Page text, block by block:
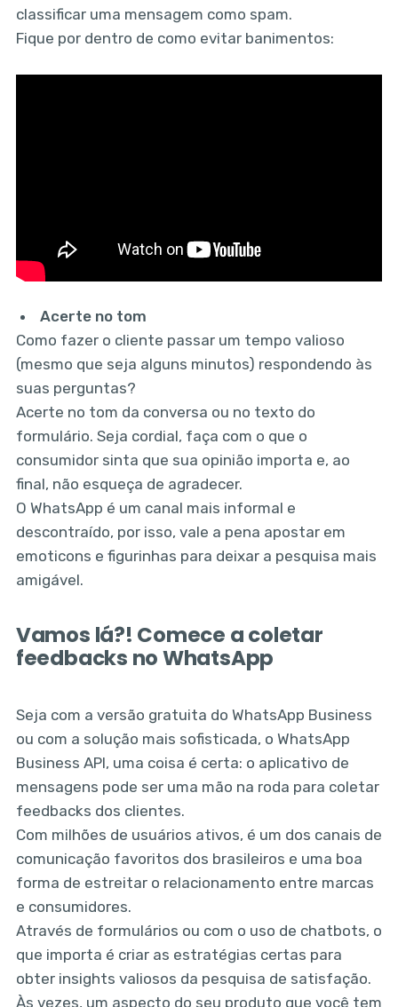
classificar uma mensagem como spam.
Fique por dentro de como evitar banimentos:
Acerte no tom
Como fazer o cliente passar um tempo valioso
(mesmo que seja alguns minutos) respondendo às
suas perguntas?
Acerte no tom da conversa ou no texto do
formulário. Seja cordial, faça com o que o
consumidor sinta que sua opinião importa e, ao
final, não esqueça de agradecer.
O WhatsApp é um canal mais informal e
descontraído, por isso, vale a pena apostar em
emoticons e figurinhas para deixar a pesquisa mais
amigável.
Vamos lá?! Comece a coletar
feedbacks no WhatsApp
Seja com a versão gratuita do WhatsApp Business
ou com a solução mais sofisticada, o WhatsApp
Business API, uma coisa é certa: o aplicativo de
mensagens pode ser uma mão na roda para coletar
feedbacks dos clientes.
Com milhões de usuários ativos, é um dos canais de
comunicação favoritos dos brasileiros e uma boa
forma de estreitar o relacionamento entre marcas
e consumidores.
Através de formulários ou com o uso de chatbots, o
que importa é criar as estratégias certas para
obter insights valiosos da pesquisa de satisfação.
Às vezes, um aspecto do seu produto que você tem